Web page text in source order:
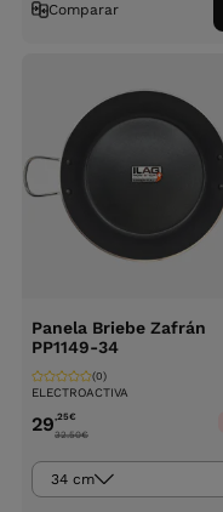
Comparar
Panela Briebe Zafrán
PP1149-34
ELECTROACTIVA
(0)
29,25€
32.50€
34 cm